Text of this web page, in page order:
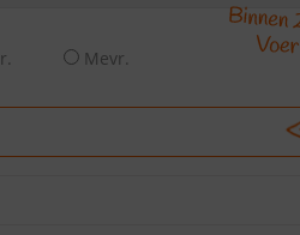
Mevr.